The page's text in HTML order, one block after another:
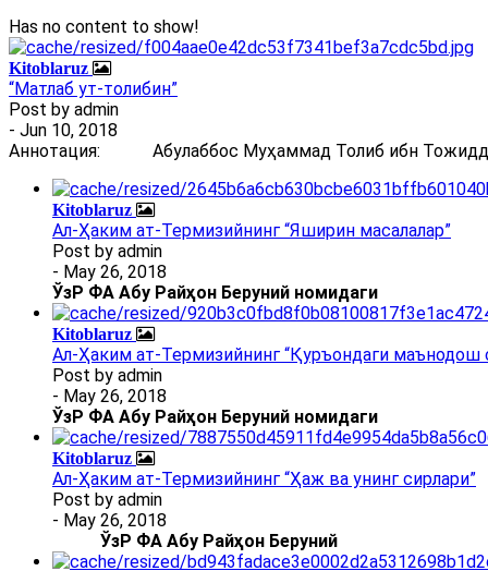
Has no content to show!
Kitoblaruz
“Матлаб ут-толибин”
Post by admin
- Jun 10, 2018
Аннотация: Абулаббос Муҳаммад Толиб ибн
Kitoblaruz
Ал-Ҳаким ат-Термизийнинг “Яширин масалалар”
Post by admin
- May 26, 2018
ЎзР ФА Абу Райҳон Беруний номидаги
Kitoblaruz
Ал-Ҳаким ат-Термизийнинг “Қуръондаги маънодош
Post by admin
- May 26, 2018
ЎзР ФА Абу Райҳон Беруний номидаги
Kitoblaruz
Ал-Ҳаким ат-Термизийнинг “Ҳаж ва унинг сирлари”
Post by admin
- May 26, 2018
ЎзР ФА Абу Райҳон Беруний